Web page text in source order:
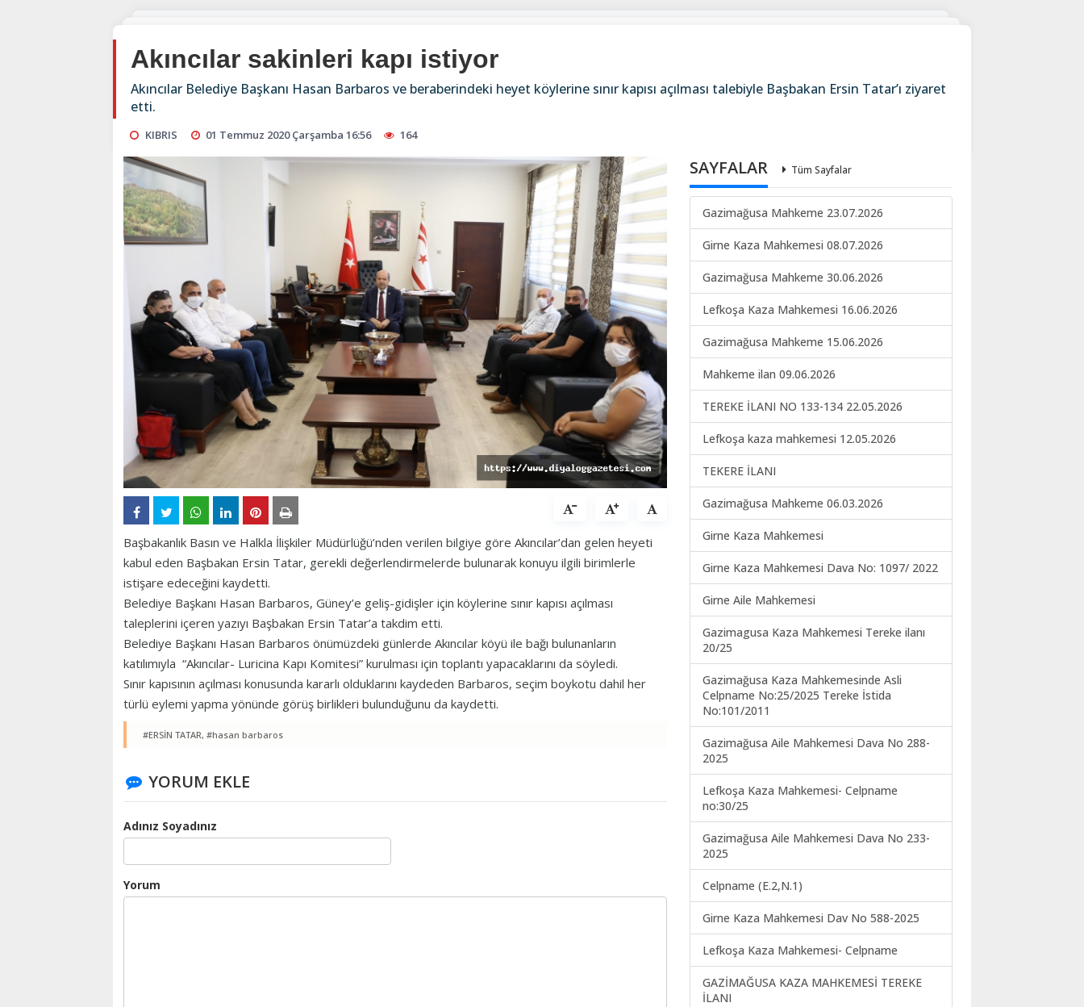
Akıncılar sakinleri kapı istiyor
Akıncılar Belediye Başkanı Hasan Barbaros ve beraberindeki heyet köylerine sınır kapısı açılması talebiyle Başbakan Ersin Tatar’ı ziyaret
etti.
KIBRIS 01 Temmuz 2020 Çarşamba 16:56 164
Başbakanlık Basın ve Halkla İlişkiler Müdürlüğü’nden verilen bilgiye göre Akıncılar’dan gelen heyeti
kabul eden Başbakan Ersin Tatar, gerekli değerlendirmelerde bulunarak konuyu ilgili birimlerle
istişare edeceğini kaydetti.
Belediye Başkanı Hasan Barbaros, Güney’e geliş-gidişler için köylerine sınır kapısı açılması
taleplerini içeren yazıyı Başbakan Ersin Tatar’a takdim etti.
Belediye Başkanı Hasan Barbaros önümüzdeki günlerde Akıncılar köyü ile bağı bulunanların
katılımıyla “Akıncılar- Luricina Kapı Komitesi” kurulması için toplantı yapacaklarını da söyledi.
Sınır kapısının açılması konusunda kararlı olduklarını kaydeden Barbaros, seçim boykotu dahil her
türlü eylemi yapma yönünde görüş birlikleri bulunduğunu da kaydetti.
#ERSİN TATAR, #hasan barbaros
YORUM EKLE
Adınız Soyadınız
Yorum
SAYFALAR Tüm Sayfalar
Gazimağusa Mahkeme 23.07.2026
Girne Kaza Mahkemesi 08.07.2026
Gazimağusa Mahkeme 30.06.2026
Lefkoşa Kaza Mahkemesi 16.06.2026
Gazimağusa Mahkeme 15.06.2026
Mahkeme ilan 09.06.2026
TEREKE İLANI NO 133-134 22.05.2026
Lefkoşa kaza mahkemesi 12.05.2026
TEKERE İLANI
Gazimağusa Mahkeme 06.03.2026
Girne Kaza Mahkemesi
Girne Kaza Mahkemesi Dava No: 1097/ 2022
Girne Aile Mahkemesi
Gazimagusa Kaza Mahkemesi Tereke ilanı
20/25
Gazimağusa Kaza Mahkemesinde Asli
Celpname No:25/2025 Tereke İstida
No:101/2011
Gazimağusa Aile Mahkemesi Dava No 288-
2025
Lefkoşa Kaza Mahkemesi- Celpname
no:30/25
Gazimağusa Aile Mahkemesi Dava No 233-
2025
Celpname (E.2,N.1)
Girne Kaza Mahkemesi Dav No 588-2025
Lefkoşa Kaza Mahkemesi- Celpname
GAZİMAĞUSA KAZA MAHKEMESİ TEREKE
İLANI